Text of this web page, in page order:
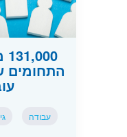
התחומים
עבודה